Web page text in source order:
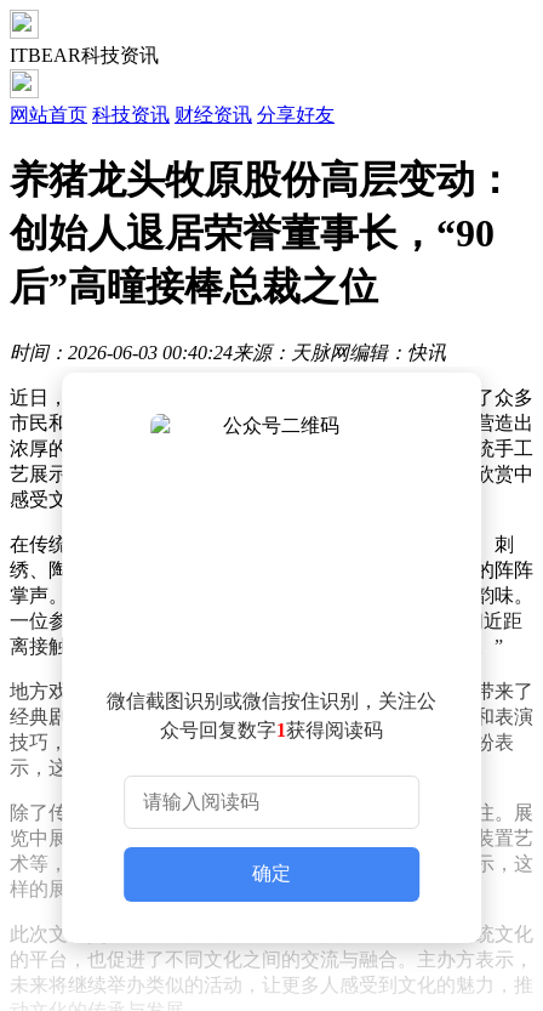
ITBEAR科技资讯
网站首页 科技资讯 财经资讯 分享好友
养猪龙头牧原股份高层变动：
创始人退居荣誉董事长，“90
后”高曈接棒总裁之位
时间：2026-06-03 00:40:24来源：天脉网编辑：快讯
近日，某地举办了一场别开生面的文化交流活动，吸引了众多
市民和游客的参与。活动现场，传统与现代元素交织，营造出
浓厚的文化氛围。主办方精心策划了多个环节，包括传统手工
艺展示、地方戏曲表演以及现代艺术展览，让参与者在欣赏中
感受文化的魅力。
在传统手工艺展示区，多位非遗传承人现场演示了剪纸、刺
绣、陶艺等技艺，精湛的技艺和精美的作品赢得了观众的阵阵
掌声。许多市民还亲自上手体验，感受传统文化的独特韵味。
一位参与者表示：“这样的活动非常有意义，不仅让我们近距
离接触到了非遗文化，还激发了我们对传统文化的兴趣。”
地方戏曲表演环节同样精彩纷呈。来自当地的戏曲团体带来了
经典剧目选段，演员们身着华丽的戏服，以精湛的唱功和表演
技巧，将观众带入了一个个动人的故事中。现场观众纷纷表
示，这样的表演让他们感受到了戏曲艺术的独特魅力。
除了传统元素，现代艺术展览也吸引了大量年轻人的关注。展
览中展示了多位当代艺术家的作品，包括绘画、雕塑、装置艺
术等，展现了现代艺术的多样性和创新性。许多观众表示，这
样的展览让他们对现代艺术有了更深入的了解和认识。
此次文化交流活动不仅为市民和游客提供了一个了解传统文化
的平台，也促进了不同文化之间的交流与融合。主办方表示，
未来将继续举办类似的活动，让更多人感受到文化的魅力，推
微信截图识别或微信按住识别，关注公
众号回复数字1获得阅读码
确定